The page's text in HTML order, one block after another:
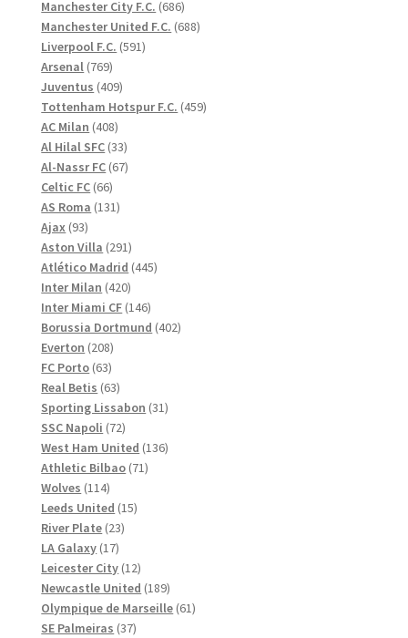
produkter
Manchester City F.C. 686686
produkter
Manchester United F.C. 688688
Liverpool F.C. 591591
Arsenal 769769
produkter
Juventus 409409
produkter
Tottenham Hotspur F.C. 459459
AC Milan 408408
produkter
Al Hilal SFC 3333
produkter
Al-Nassr FC 6767
Celtic FC 6666
produkter
AS Roma 131131
Ajax 9393
produkter
Aston Villa 291291
produkter
Atlético Madrid 445445
Inter Milan 420420
produkter
Inter Miami CF 146146
produkter
Borussia Dortmund 402402
Everton 208208
produkter
FC Porto 6363
produkter
Real Betis 6363
produkter
Sporting Lissabon 3131
SSC Napoli 7272
produkter
West Ham United 136136
Athletic Bilbao 7171
Wolves 114114
produkter
Leeds United 1515
River Plate 2323
LA Galaxy 1717
produkter
Leicester City 1212
produkter
Newcastle United 189189
produkter
Olympique de Marseille 6161
SE Palmeiras 3737